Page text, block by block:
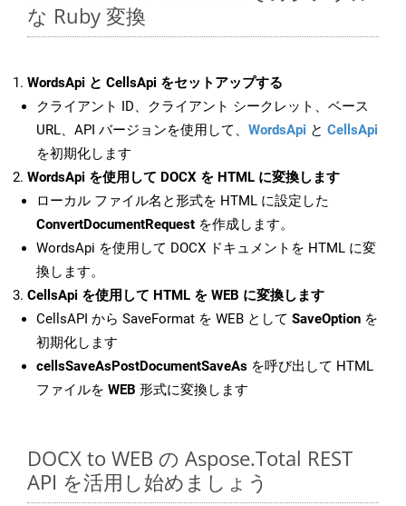
な Ruby 変換
WordsApi と CellsApi をセットアップする
クライアント ID、クライアント シークレット、ベース
URL、API バージョンを使用して、 WordsApi と CellsApi
を初期化します
WordsApi を使用して DOCX を HTML に変換します
ローカル ファイル名と形式を HTML に設定した
ConvertDocumentRequest を作成します。
WordsApi を使用して DOCX ドキュメントを HTML に変
換します。
CellsApi を使用して HTML を WEB に変換します
CellsAPI から SaveFormat を WEB として SaveOption を
初期化します
cellsSaveAsPostDocumentSaveAs を呼び出して HTML
ファイルを WEB 形式に変換します
DOCX to WEB の Aspose.Total REST
API を活用し始めましょう